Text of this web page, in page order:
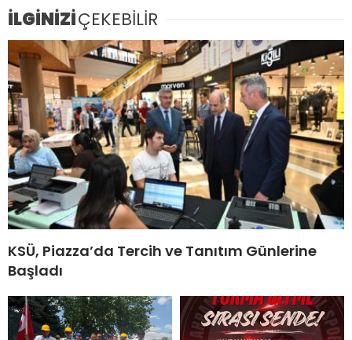
İLGİNİZİÇEKEBİLİR
KSÜ, Piazza’da Tercih ve Tanıtım Günlerine
Başladı